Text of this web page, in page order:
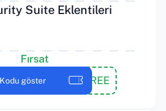
Suite Eklentileri
Fırsat
SECUREFREE
Kodu göster